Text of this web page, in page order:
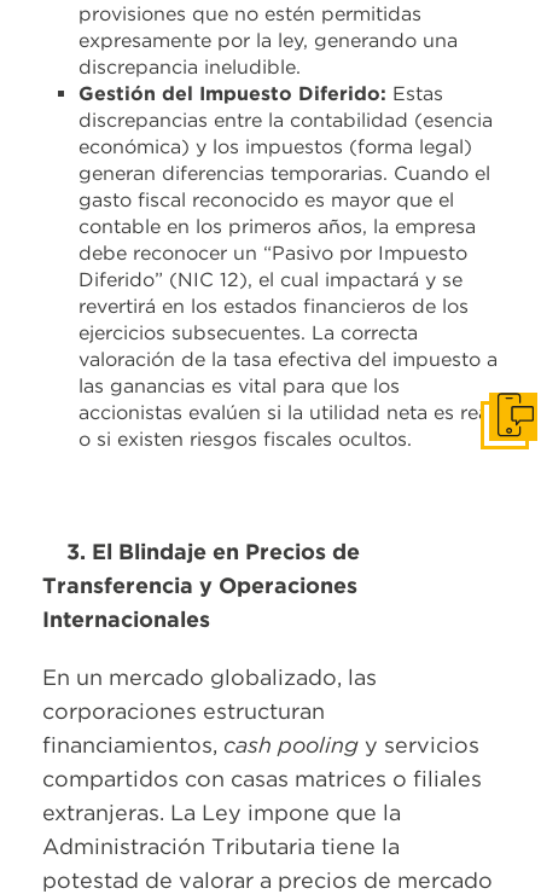
provisiones que no estén permitidas
expresamente por la ley, generando una
discrepancia ineludible.
Gestión del Impuesto Diferido: Estas
discrepancias entre la contabilidad (esencia
económica) y los impuestos (forma legal)
generan diferencias temporarias. Cuando el
gasto fiscal reconocido es mayor que el
contable en los primeros años, la empresa
debe reconocer un “Pasivo por Impuesto
Diferido” (NIC 12), el cual impactará y se
revertirá en los estados financieros de los
ejercicios subsecuentes. La correcta
valoración de la tasa efectiva del impuesto a
las ganancias es vital para que los
accionistas evalúen si la utilidad neta es real
o si existen riesgos fiscales ocultos.
3. El Blindaje en Precios de
Transferencia y Operaciones
Internacionales
En un mercado globalizado, las
corporaciones estructuran
financiamientos, cash pooling y servicios
compartidos con casas matrices o filiales
extranjeras. La Ley impone que la
Administración Tributaria tiene la
potestad de valorar a precios de mercado